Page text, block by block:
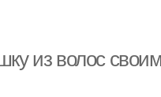
из волос